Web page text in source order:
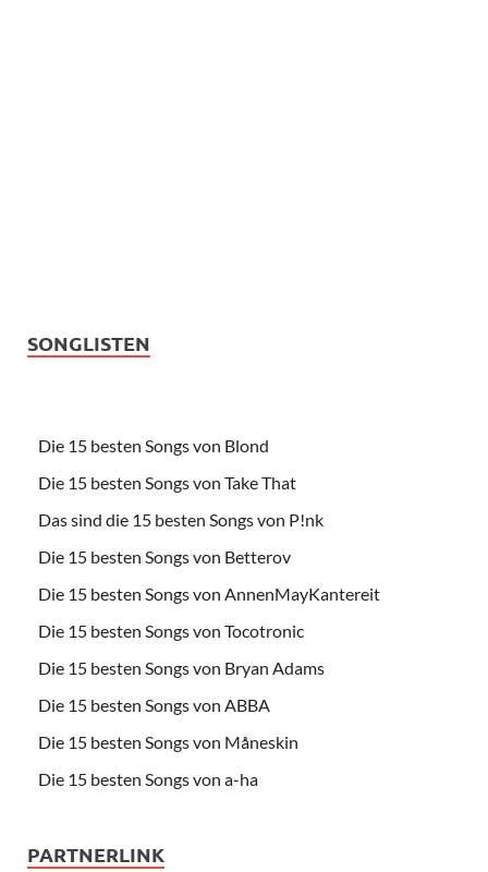
SONGLISTEN
Die 15 besten Songs von Blond
Die 15 besten Songs von Take That
Das sind die 15 besten Songs von P!nk
Die 15 besten Songs von Betterov
Die 15 besten Songs von AnnenMayKantereit
Die 15 besten Songs von Tocotronic
Die 15 besten Songs von Bryan Adams
Die 15 besten Songs von ABBA
Die 15 besten Songs von Måneskin
Die 15 besten Songs von a-ha
PARTNERLINK